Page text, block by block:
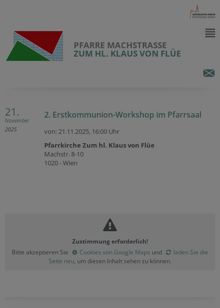
PFARRE MACHSTRASSE
ZUM HL. KLAUS VON FLÜE
21.
November
2025
2. Erstkommunion-Workshop im Pfarrsaal
von: 21.11.2025, 16:00 Uhr
Pfarrkirche Zum hl. Klaus von Flüe
Machstr. 8-10
1020 - Wien
Zustimmung erforderlich!
Bitte akzeptieren Sie
Cookies von Google Maps und
laden Sie die
Seite neu, um diesen Inhalt sehen zu können.